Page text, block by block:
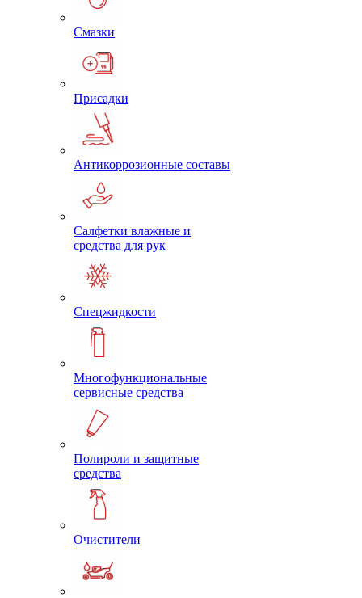
Смазки
Присадки
Антикоррозионные составы
Салфетки влажные и
средства для рук
Спецжидкости
Многофункциональные
сервисные средства
Полироли и защитные
средства
Очистители